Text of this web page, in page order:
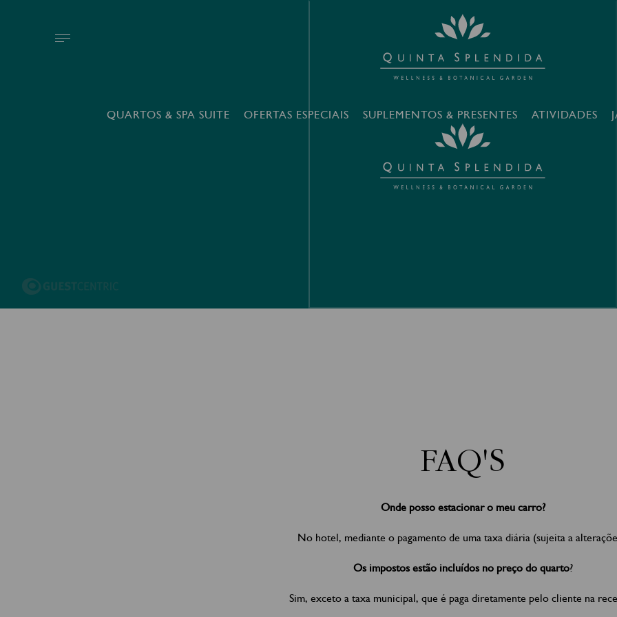
QUARTOS & SPA SUITE OFERTAS ESPECIAIS SUPLEMENTOS & PRESENTES ATIVIDADES
FAQ'S
Onde posso estacionar o meu carro?
No hotel, mediante o pagamento de uma taxa diária (sujeita a
Os impostos estão incluídos no preço do quarto?
Sim, exceto a taxa municipal, que é paga diretamente pelo cliente na